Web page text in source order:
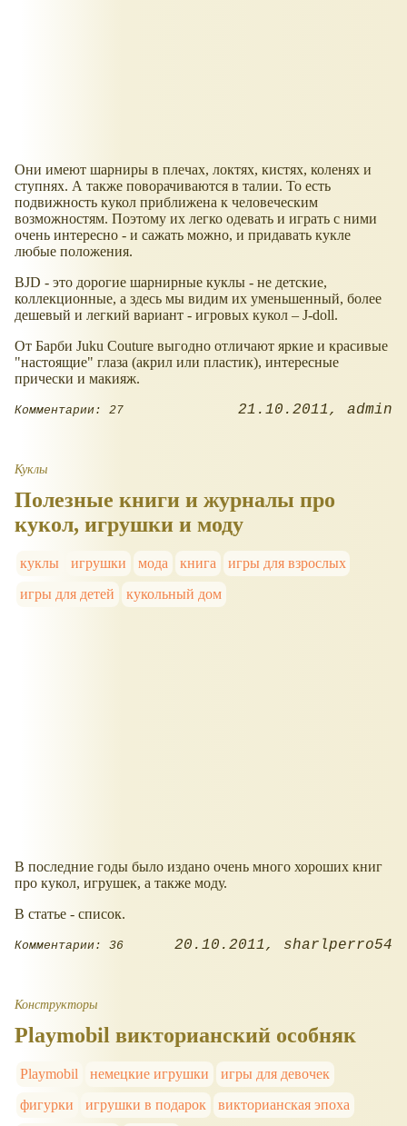
Они имеют шарниры в плечах, локтях, кистях, коленях и
ступнях. А также поворачиваются в талии. То есть
подвижность кукол приближена к человеческим
возможностям. Поэтому их легко одевать и играть с ними
очень интересно - и сажать можно, и придавать кукле
любые положения.
BJD - это дорогие шарнирные куклы - не детские,
коллекционные, а здесь мы видим их уменьшенный, более
дешевый и легкий вариант - игровых кукол – J-doll.
От Барби Juku Couture выгодно отличают яркие и красивые
"настоящие" глаза (акрил или пластик), интересные
прически и макияж.
Комментарии: 27 21.10.2011 admin
Куклы
Полезные книги и журналы про
кукол, игрушки и моду
куклы игрушки мода книга
игры для взрослых
игры для детей
кукольный дом
В последние годы было издано очень много хороших книг
про кукол, игрушек, а также моду.
В статье - список.
Комментарии: 36 20.10.2011 sharlperro54
Конструкторы
Playmobil викторианский особняк
Playmobil немецкие игрушки
игры для девочек
фигурки
игрушки в подарок викторианская эпоха